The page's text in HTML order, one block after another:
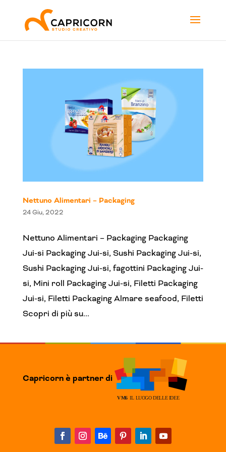
Nettuno Alimentari – Packaging
24 Giu, 2022
Nettuno Alimentari – Packaging Packaging
Jui-si Packaging Jui-si, Sushi Packaging Jui-si,
Sushi Packaging Jui-si, fagottini Packaging Jui-
si, Mini roll Packaging Jui-si, Filetti Packaging
Jui-si, Filetti Packaging Almare seafood, Filetti
Scopri di più su...
Capricorn è partner di